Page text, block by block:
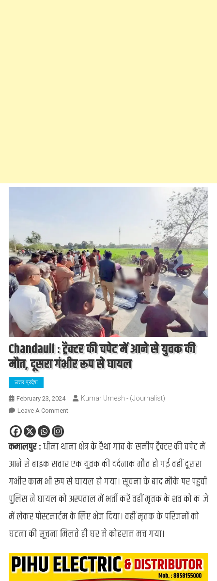
Chandauli : ट्रैक्टर की चपेट में आने से युवक की
मौत, दूसरा गंभीर रूप से घायल
उत्तर प्रदेश
February 23, 2024 Kumar Umesh - (Journalist)
Leave A CommentOn
ट्रैक्टर
चपेट
में
से
युवक
की
मौत,
गंभीर
रूप
कमालपुर :धीना थाना क्षेत्र के रैथा गांव के समीप ट्रैक्टर की चपेट में
आने से बाइक सवार एक युवक की दर्दनाक मौत हो गई वहीं दूसरा
गंभीर काम भी रूप से घायल हो गया। सूचना के बाद मौके पर पहुंची
पुलिस ने घायल को अस्पताल में भर्ती करें वहीं मृतक के शव को कब्जे
में लेकर पोस्टमार्टम के लिए भेज दिया। वहीं मृतक के परिजनों को
घटना की सूचना मिलते ही घर मे कोहराम मच गया।